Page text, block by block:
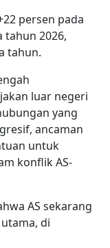
persen pada
tahun 2026,
tahun.
luar negeri
yang
ancaman
untuk
konflik AS-
AS sekarang
di